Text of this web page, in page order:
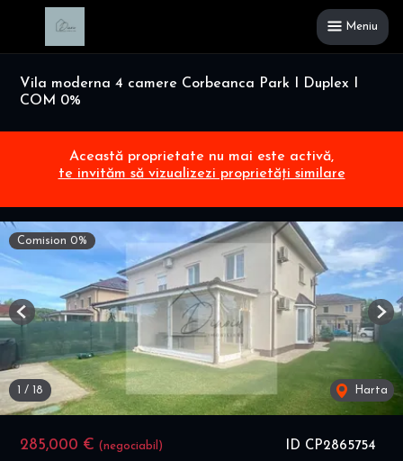
Meniu
Vila moderna 4 camere Corbeanca Park I Duplex I
COM 0%
Această proprietate nu mai este activă,
te invităm să vizualizezi proprietăți similare
ID CP2865754
285,000 € (negociabil)
Comision 0%
/ 18 Harta
Previous